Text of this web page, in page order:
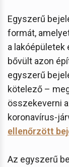
Egyszerű
formát,
a lakóépületek
bővült azon
egyszerű
kötelező –
összekeverni
koronavírus-
ellenőrzött
Az egyszerű